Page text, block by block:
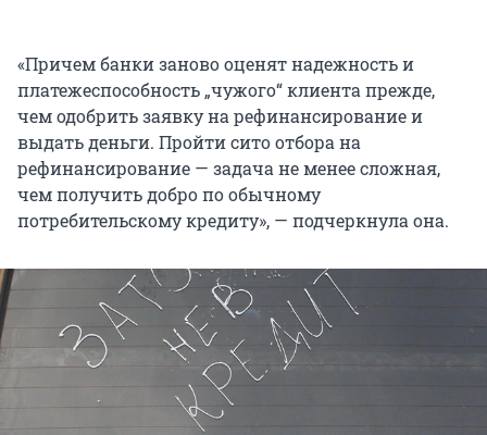
«Причем банки заново оценят надежность и
платежеспособность „чужого“ клиента прежде,
чем одобрить заявку на рефинансирование и
выдать деньги. Пройти сито отбора на
рефинансирование — задача не менее сложная,
чем получить добро по обычному
потребительскому кредиту», — подчеркнула она.